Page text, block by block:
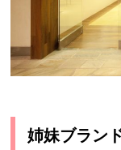
姉妹ブラン